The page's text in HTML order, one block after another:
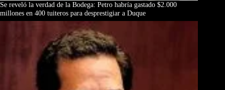
Se reveló la verdad de la Bodega: Petro habría gastado $2.000
millones en 400 tuiteros para desprestigiar a Duque